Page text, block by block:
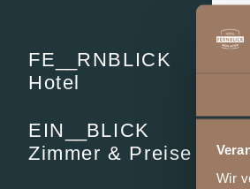
Wir
FE
RNBLICK
Hotel
EIN
BLICK
Zimmer & Preise